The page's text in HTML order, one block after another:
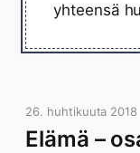
yhteensä
26. huhtikuuta 2018
Elämä –